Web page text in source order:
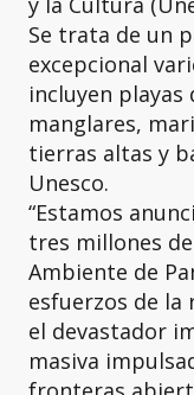
Se trata de un
excepcional
incluyen
manglares,
tierras altas y
Unesco.
“Estamos
tres millones
Ambiente de
esfuerzos de la
el devastador
masiva